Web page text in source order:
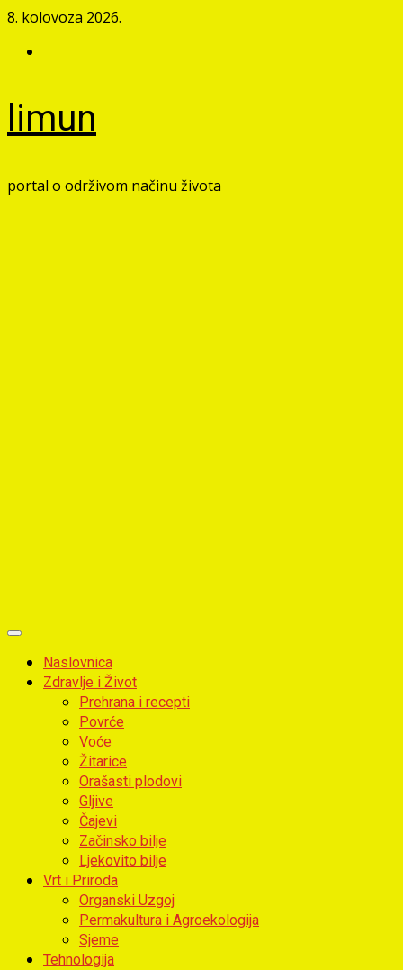
Skip
content
8. kolovoza 2026.
limun
portal o održivom načinu života
Primary
MenuNaslovnica
Zdravlje i Život
Prehrana i recepti
Povrće
Voće
Žitarice
Orašasti plodovi
Gljive
Čajevi
Začinsko bilje
Ljekovito bilje
Vrt i Priroda
Organski Uzgoj
Permakultura i Agroekologija
Sjeme
Tehnologija